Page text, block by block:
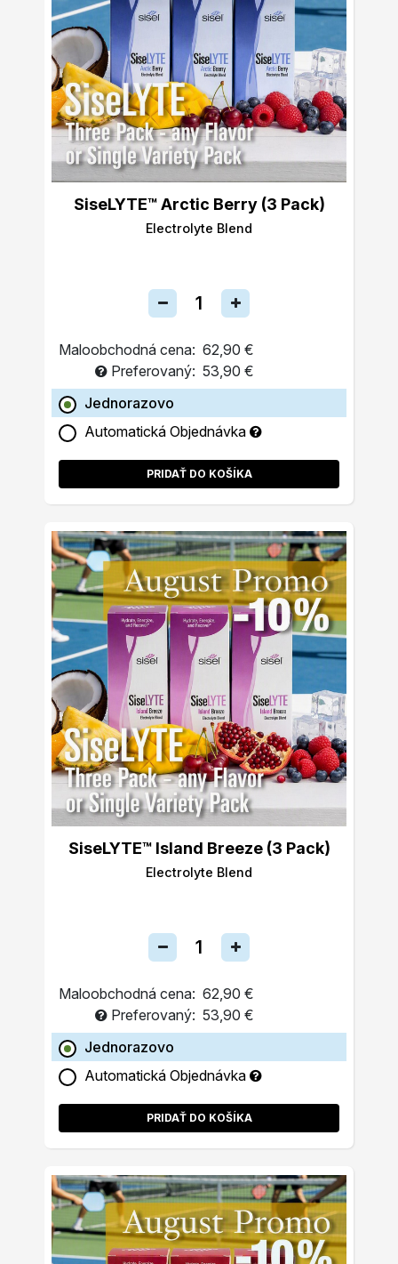
SiseLYTE™ Arctic Berry (3 Pack)
Electrolyte Blend
Maloobchodná cena: 62,90 €
Preferovaný: 53,90 €
Jednorazovo
Automatická Objednávka
PRIDAŤ DO KOŠÍKA
SiseLYTE™ Island Breeze (3 Pack)
Electrolyte Blend
Maloobchodná cena: 62,90 €
Preferovaný: 53,90 €
Jednorazovo
Automatická Objednávka
PRIDAŤ DO KOŠÍKA